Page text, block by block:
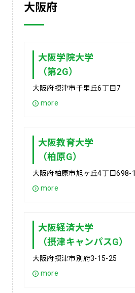
大阪府
大阪学院大学
（第2G）
大阪府摂津市千里丘6丁目7
more
大阪教育大学
（柏原G）
大阪府柏原市旭ヶ丘4丁目698-1
more
大阪経済大学
（摂津キャンパスG）
大阪府摂津市別府3-15-25
more